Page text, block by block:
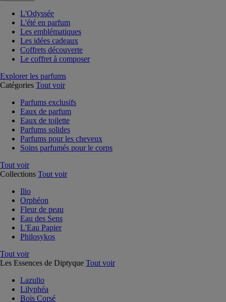
L'Odyssée
L'été en parfum
Les emblématiques
Les idées cadeaux
Coffrets découverte
Le coffret à composer
Explorer les parfums
Catégories Tout voir
Parfums exclusifs
Eaux de parfum
Eaux de toilette
Parfums solides
Parfums pour les cheveux
Soins parfumés pour le corps
Tout voir
Collections Tout voir
Ilio
Orphéon
Fleur de peau
Eau des Sens
L'Eau Papier
Philosykos
Tout voir
Les Essences de Diptyque Tout voir
Lazulio
Lilyphéa
Bois Corsé